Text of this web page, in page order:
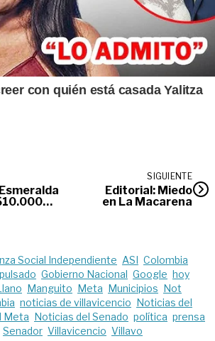
SIGUIENTE
Editorial: Miedo
en La Macarena
Social Independiente ASI Colombia
Gobierno Nacional Google hoy
Manguito Meta Municipios Not
noticias de villavicencio Noticias del
Meta Noticias del Senado política prensa
Senador Villavicencio Villavo